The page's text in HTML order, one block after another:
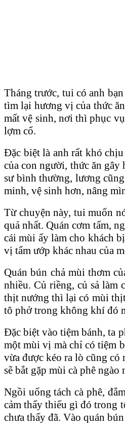
Tháng trước, tui có anh
tìm lại hương vị của thức
mất vệ sinh, nơi thì phục
lợm cổ.
Đặc biệt là anh rất khó
của con người, thức ăn
sư bình thường, lương
minh, vệ sinh hơn, nâng
Từ chuyện này, tui muốn
quả nhất. Quán cơm tấm,
cái mùi ấy làm cho khách
vị tẩm ướp khác nhau của
Quán bún chả mùi thơm
nhiều. Củ riềng, củ sả làm
thịt nướng thì lại có mùi thịt
tô phở trong không khí đó
Đặc biệt vào tiệm bánh, ta
một mùi vị mà chỉ có tiệm
vừa được kéo ra lò cũng có
sẽ bắt gặp mùi cà phê
Ngồi uống tách cà phê,
cảm thấy thiếu gì đó trong
chưa thấy đã. Vào quán